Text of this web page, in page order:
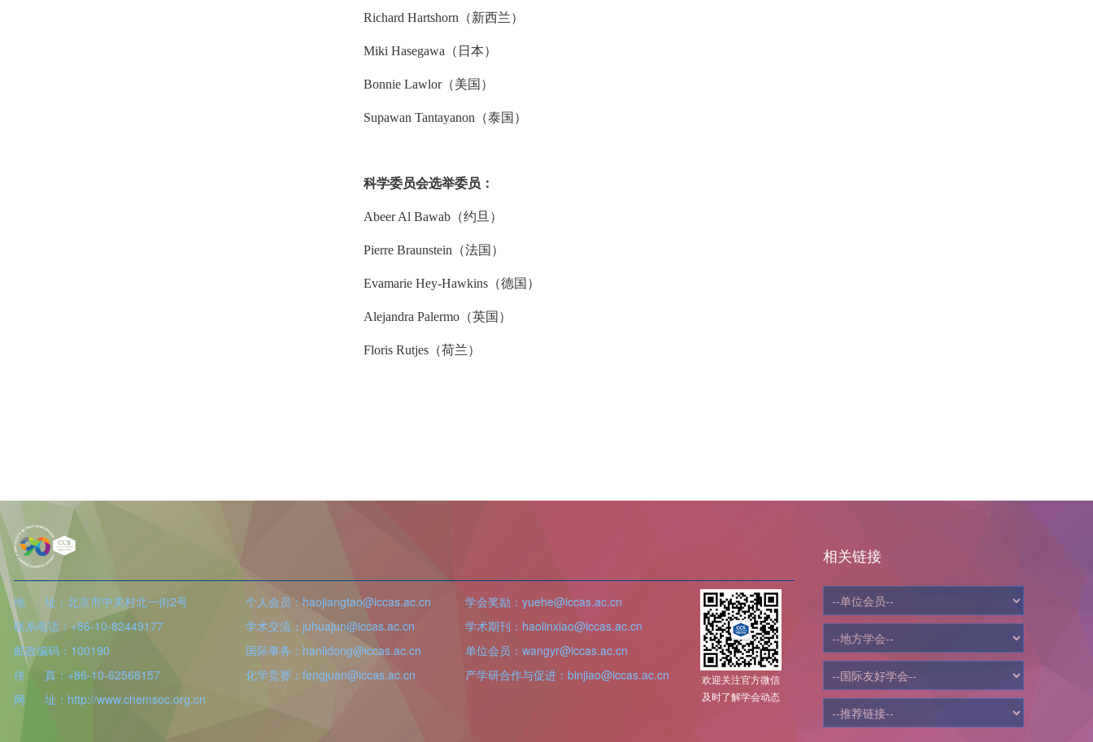
Richard Hartshorn（新西兰）
Miki Hasegawa（日本）
Bonnie Lawlor（美国）
Supawan Tantayanon（泰国）
科学委员会选举委员：
Abeer Al Bawab（约旦）
Pierre Braunstein（法国）
Evamarie Hey-Hawkins（德国）
Alejandra Palermo（英国）
Floris Rutjes（荷兰）
地 址：北京市中关村北一街2号
联系电话：+86-10-82449177
邮政编码：100190
传 真：+86-10-62568157
网 址：http://www.chemsoc.org.cn
个人会员：haojiangtao@iccas.ac.cn
学术交流：juhuajun@iccas.ac.cn
国际事务：hanlidong@iccas.ac.cn
化学竞赛：fengjuan@iccas.ac.cn
学会奖励：yuehe@iccas.ac.cn
学术期刊：haolinxiao@iccas.ac.cn
单位会员：wangyr@iccas.ac.cn
产学研合作与促进：binjiao@iccas.ac.cn
欢迎关注官方微信
及时了解学会动态
相关链接